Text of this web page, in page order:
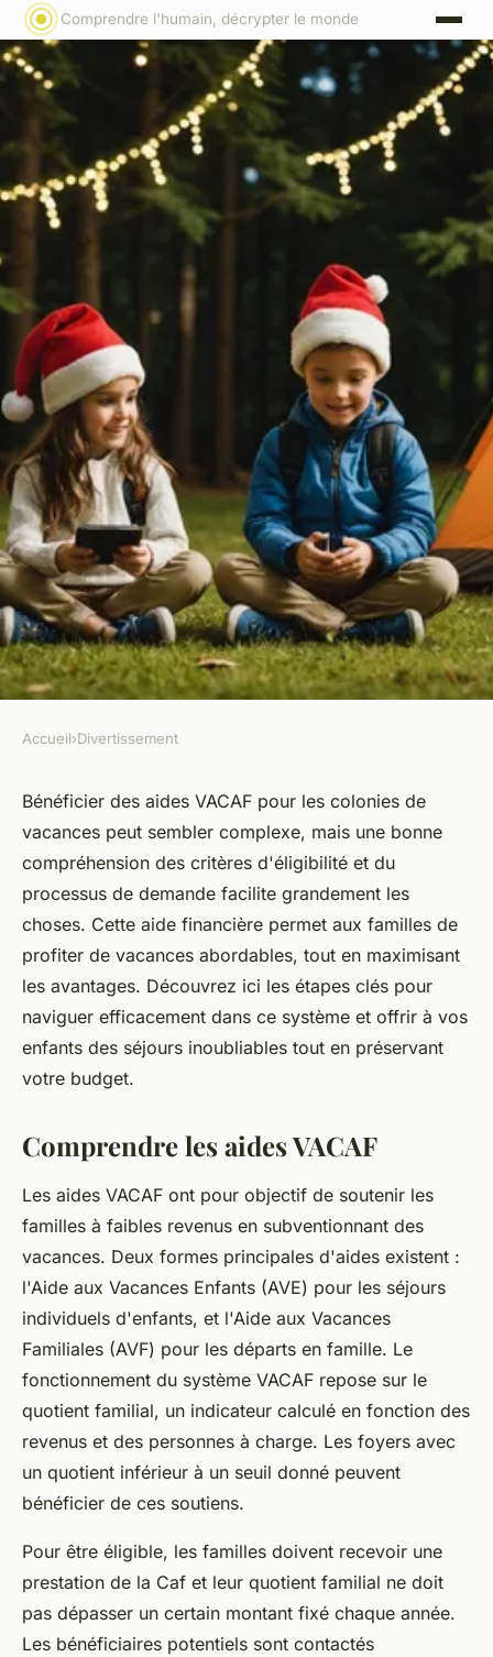
Comprendre l'humain, décrypter le monde
Colonie de vacances VACAF :
les secrets pour bien
bénéficier des aides
Maxence •11 janvier 2025•3 min de lecture
Accueil›Divertissement
Bénéficier des aides VACAF pour les colonies de
vacances peut sembler complexe, mais une bonne
compréhension des critères d'éligibilité et du
processus de demande facilite grandement les
choses. Cette aide financière permet aux familles de
profiter de vacances abordables, tout en maximisant
les avantages. Découvrez ici les étapes clés pour
naviguer efficacement dans ce système et offrir à vos
enfants des séjours inoubliables tout en préservant
votre budget.
Comprendre les aides VACAF
Les aides VACAF ont pour objectif de soutenir les
familles à faibles revenus en subventionnant des
vacances. Deux formes principales d'aides existent :
l'Aide aux Vacances Enfants (AVE) pour les séjours
individuels d'enfants, et l'Aide aux Vacances
Familiales (AVF) pour les départs en famille. Le
fonctionnement du système VACAF repose sur le
quotient familial, un indicateur calculé en fonction des
revenus et des personnes à charge. Les foyers avec
un quotient inférieur à un seuil donné peuvent
bénéficier de ces soutiens.
Pour être éligible, les familles doivent recevoir une
prestation de la Caf et leur quotient familial ne doit
pas dépasser un certain montant fixé chaque année.
Les bénéficiaires potentiels sont contactés